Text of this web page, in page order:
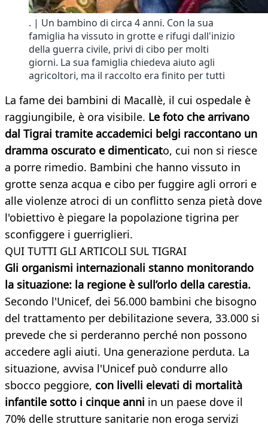
. | Un bambino di circa 4 anni. Con la sua
famiglia ha vissuto in grotte e rifugi dall'inizio
della guerra civile, privi di cibo per molti
giorni. La sua famiglia chiedeva aiuto agli
agricoltori, ma il raccolto era finito per tutti
La fame dei bambini di Macallè, il cui ospedale è
raggiungibile, è ora visibile. Le foto che arrivano
dal Tigrai tramite accademici belgi raccontano un
dramma oscurato e dimenticato, cui non si riesce
a porre rimedio. Bambini che hanno vissuto in
grotte senza acqua e cibo per fuggire agli orrori e
alle violenze atroci di un conflitto senza pietà dove
l'obiettivo è piegare la popolazione tigrina per
sconfiggere i guerriglieri.
QUI TUTTI GLI ARTICOLI SUL TIGRAI
Gli organismi internazionali stanno monitorando
la situazione: la regione è sull’orlo della carestia.
Secondo l'Unicef, dei 56.000 bambini che bisogno
del trattamento per debilitazione severa, 33.000 si
prevede che si perderanno perché non possono
accedere agli aiuti. Una generazione perduta. La
situazione, avvisa l'Unicef può condurre allo
sbocco peggiore, con livelli elevati di mortalità
infantile sotto i cinque anni in un paese dove il
70% delle strutture sanitarie non eroga servizi